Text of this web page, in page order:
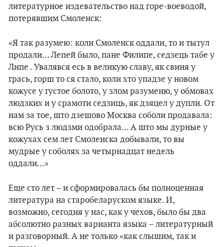
литературное издевательство над горе-воеводой,
потерявшим Смоленск:
«Я так разумею: коли Смоленск оддали, то и тытул
продали… Лепей было, пане Филипе, седзець табе у
Липе . Увалявся есь в великую славу, як свиня у
грась, горш то ся стало, коли хто упадзе у новом
кожусе у густое болото, у злом разуменю, у обмовах
людзких и у срамоти седзиць, як дзяцел у дупли. От
нам за тое, што дзешово Москва соболи продавала:
всю Русь з людзми одобрала... А што мы дурные у
кожухах сем лет Смоленска добывали, то вы
мудрые у соболях за четырнадцат недель
оддали…»
Еще сто лет – и сформировалась бы полноценная
литература на старобеларуском языке. И,
возможно, сегодня у нас, как у чехов, было бы два
абсолютно разных варианта языка – литературный
и разговорный. А не только «как слышим, так и